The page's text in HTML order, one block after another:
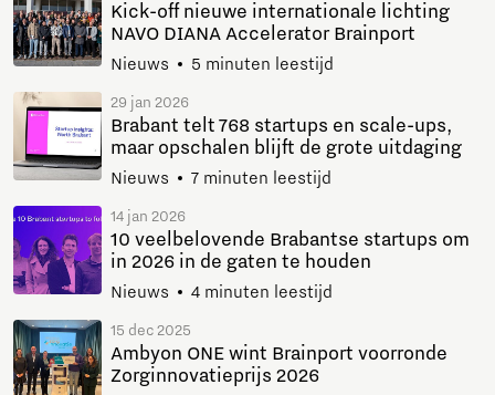
Kick-off nieuwe internationale lichting
NAVO DIANA Accelerator Brainport
Nieuws 5 minuten leestijd
29 jan 2026
Brabant telt 768 startups en scale-ups,
maar opschalen blijft de grote uitdaging
Nieuws 7 minuten leestijd
14 jan 2026
10 veelbelovende Brabantse startups om
in 2026 in de gaten te houden
Nieuws 4 minuten leestijd
15 dec 2025
Ambyon ONE wint Brainport voorronde
Zorginnovatieprijs 2026